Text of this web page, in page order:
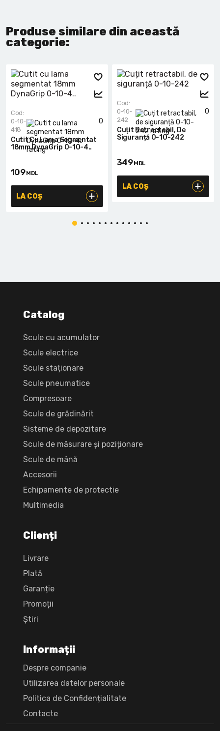
Produse similare din această
categorie:
0
Cod:
0-10-
418
Cutit Cu Lama Segmentat
18mm DynaGrip 0-10-4..
109MDL
LA COȘ
0
Cod:
0-10-
242
Cuțit Retractabil, De
Siguranță 0-10-242
349MDL
LA COȘ
Catalog
Scule cu acumulator
Scule electrice
Scule staționare
Scule pneumatice
Compresoare
Scule de grădinărit
Sisteme de depozitare
Scule de măsurare și poziționare
Scule de mână
Accesorii
Echipamente de protectie
Multimedia
Clienți
Livrare
Plată
Garanție
Promoții
Știri
Informații
Despre companie
Utilizarea datelor personale
Politica de Confidențialitate
Сontacte